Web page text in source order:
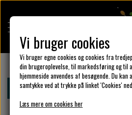
KULÖR
Forside Bomuldsjersey -
Vi bruger cookies
Vi bruger egne cookies og cookies fra
din brugeroplevelse, til markedsføring og til
hjemmeside anvendes af besøgende. Du
samtykke ved at trykke på linket 'Cookies'
Læs mere om cookies her